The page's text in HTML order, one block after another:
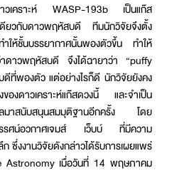
าวเคราะห์ WASP-193b เป็นแก๊ส
เดียวกับดาวพฤหัสบดี ทีมนักวิจัยจึงตั้ง
ให้ชั้นบรรยากาศนั้นพองตัวขึ้น ทำให้
ดาวพฤหัสบดี จึงได้ฉายาว่า “puffy
ที่พองตัว แต่อย่างไรก็ดี นักวิจัยยังคง
ของดาวเคราะห์แก๊สดวงนี้ และจำเป็น
ลมาสนับสนุนสมมุติฐานอีกครั้ง โดย
รรศน์อวกาศเจมส์ เว็บบ์ ที่มีความ
ซึ่งงานวิจัยดังกล่าวได้รับการเผยแพร่
Astronomy เมื่อวันที่ 14 พฤษภาคม